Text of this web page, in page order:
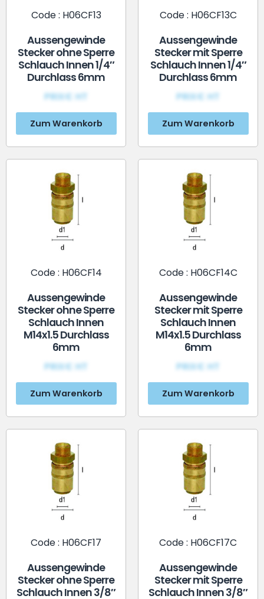
Code : H06CF13
Aussengewinde
Stecker ohne Sperre
Schlauch Innen 1/4″
Durchlass 6mm
PRIX€ HT
Zum Warenkorb
Code : H06CF13C
Aussengewinde
Stecker mit Sperre
Schlauch Innen 1/4″
Durchlass 6mm
PRIX€ HT
Zum Warenkorb
Code : H06CF14
Aussengewinde
Stecker ohne Sperre
Schlauch Innen
M14x1.5 Durchlass
6mm
PRIX€ HT
Zum Warenkorb
Code : H06CF14C
Aussengewinde
Stecker mit Sperre
Schlauch Innen
M14x1.5 Durchlass
6mm
PRIX€ HT
Zum Warenkorb
Code : H06CF17
Aussengewinde
Stecker ohne Sperre
Schlauch Innen 3/8″
Code : H06CF17C
Aussengewinde
Stecker mit Sperre
Schlauch Innen 3/8″